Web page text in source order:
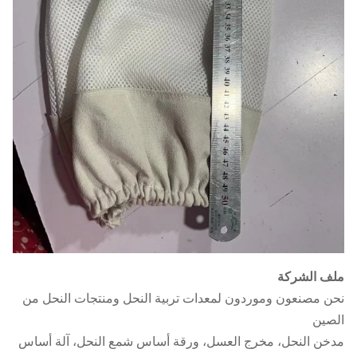
ملف الشركة
نحن مصنعون وموردون لمعدات تربية النحل ومنتجات النحل من
الصين
مدخن النحل، مخرج العسل، ورقة أساس شمع النحل، آلة أساس